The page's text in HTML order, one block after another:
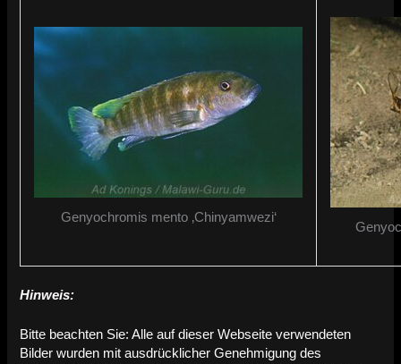
Genyochromis mento ‚Chinyamwezi‘
Hinweis:
Bitte beachten Sie: Alle auf dieser Webseite verwendeten
Bilder wurden mit ausdrücklicher Genehmigung des